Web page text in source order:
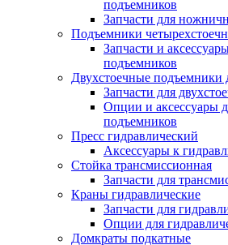
подъемников
Запчасти для
Подъемники
Запчасти и
подъемников
Двухстоечные подъемники
Запчасти для
Опции и аксессуары
подъемников
Пресс гидравлический
Аксессуары к
Стойка трансмиссионная
Запчасти для
Краны гидравлические
Запчасти для
Опции для
Домкраты подкатные